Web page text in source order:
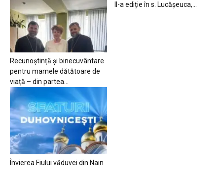
Recunoștință și binecuvântare
pentru mamele dătătoare de
viață – din partea...
II-a ediție în s. Lucășeuca,...
Învierea Fiului văduvei din Nain